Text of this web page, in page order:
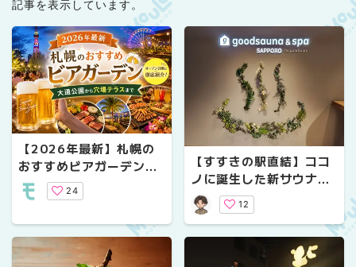
記事を表示しています。
【2026年最新】札幌の
おすすめビアガーデン｜
オープン日順に徹底紹
介！大通公園から穴場テ
24
【すすきの駅直結】ココ
ノに誕生した新サウナ
「goodsauna & spa S
APPORO」を体験して気
付いた新たな魅力！
12